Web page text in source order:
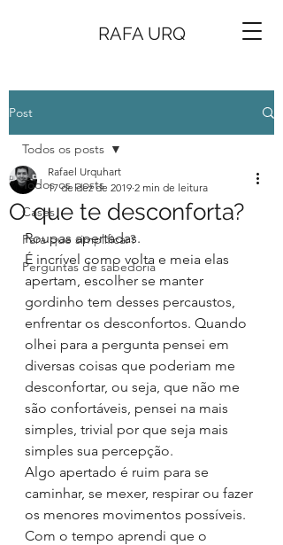
RAFA URQ
Post
Todos os posts
Cases
Para que simplificar?
Perguntas de sabedoria
Todos os posts
O que te desconforta?
Rafael Urquhart
17 de dez de 2019 2 min de leitura
Roupas apertadas.
É incrível como volta e meia elas
apertam, escolher se manter
gordinho tem desses percaustos,
enfrentar os desconfortos. Quando
olhei para a pergunta pensei em
diversas coisas que poderiam me
desconfortar, ou seja, que não me
são confortáveis, pensei na mais
simples, trivial por que seja mais
simples sua percepção.
Algo apertado é ruim para se
caminhar, se mexer, respirar ou fazer
os menores movimentos possíveis.
Com o tempo aprendi que o